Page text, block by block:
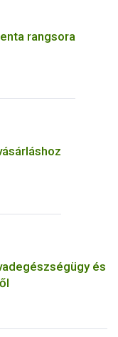
rangsora
és